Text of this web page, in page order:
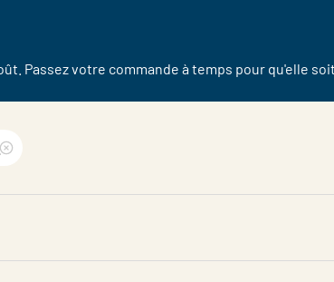
Passez votre commande à temps pour qu'elle
search